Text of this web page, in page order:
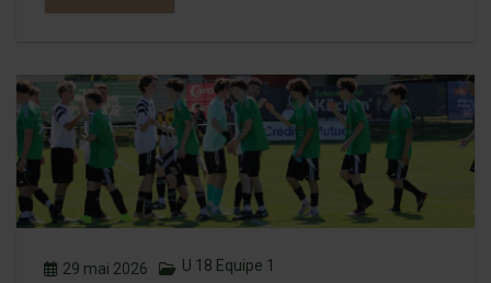
29 mai 2026
U 18 Equipe 1